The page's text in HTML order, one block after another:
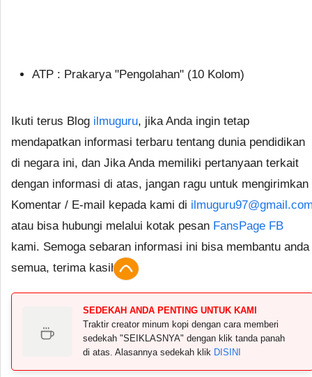
ATP : Prakarya "Pengolahan" (10 Kolom)
Ikuti terus Blog ilmuguru, jika Anda ingin tetap
mendapatkan informasi terbaru tentang dunia pendidikan
di negara ini, dan Jika Anda memiliki pertanyaan terkait
dengan informasi di atas, jangan ragu untuk mengirimkan
Komentar / E-mail kepada kami di
atau bisa hubungi melalui kotak pesan FansPage FB
kami. Semoga sebaran informasi ini bisa membantu anda
semua, terima kasih.
SEDEKAH ANDA PENTING UNTUK KAMI
Traktir creator minum kopi dengan cara memberi
sedekah "SEIKLASNYA" dengan klik tanda panah
di atas. Alasannya sedekah klik DISINI